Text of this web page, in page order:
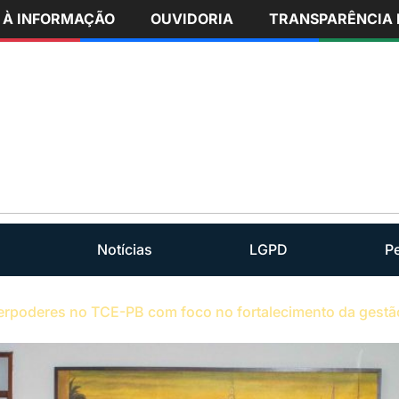
À INFORMAÇÃO OUVIDORIA TRANSPARÊNCIA
Notícias LGPD
no TCE-PB com foco no fortalecimento da